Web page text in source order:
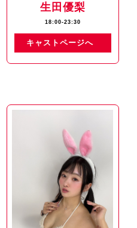
生田優梨
18:00-23:30
キャストページへ